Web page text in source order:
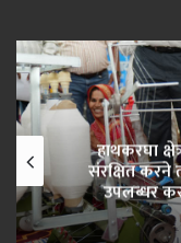
हाथकरघा
संरक्षित
उपलब्धर